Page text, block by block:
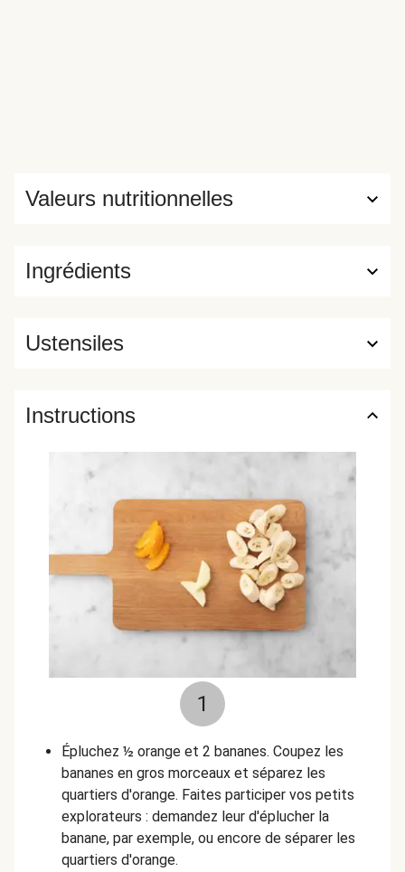
Ingrédients
Valeurs nutritionnelles
Ustensiles
Instructions
1
Épluchez ½ orange et 2 bananes. Coupez les
bananes en gros morceaux et séparez les
quartiers d'orange. Faites participer vos petits
explorateurs : demandez leur d'éplucher la
banane, par exemple, ou encore de séparer les
quartiers d'orange.